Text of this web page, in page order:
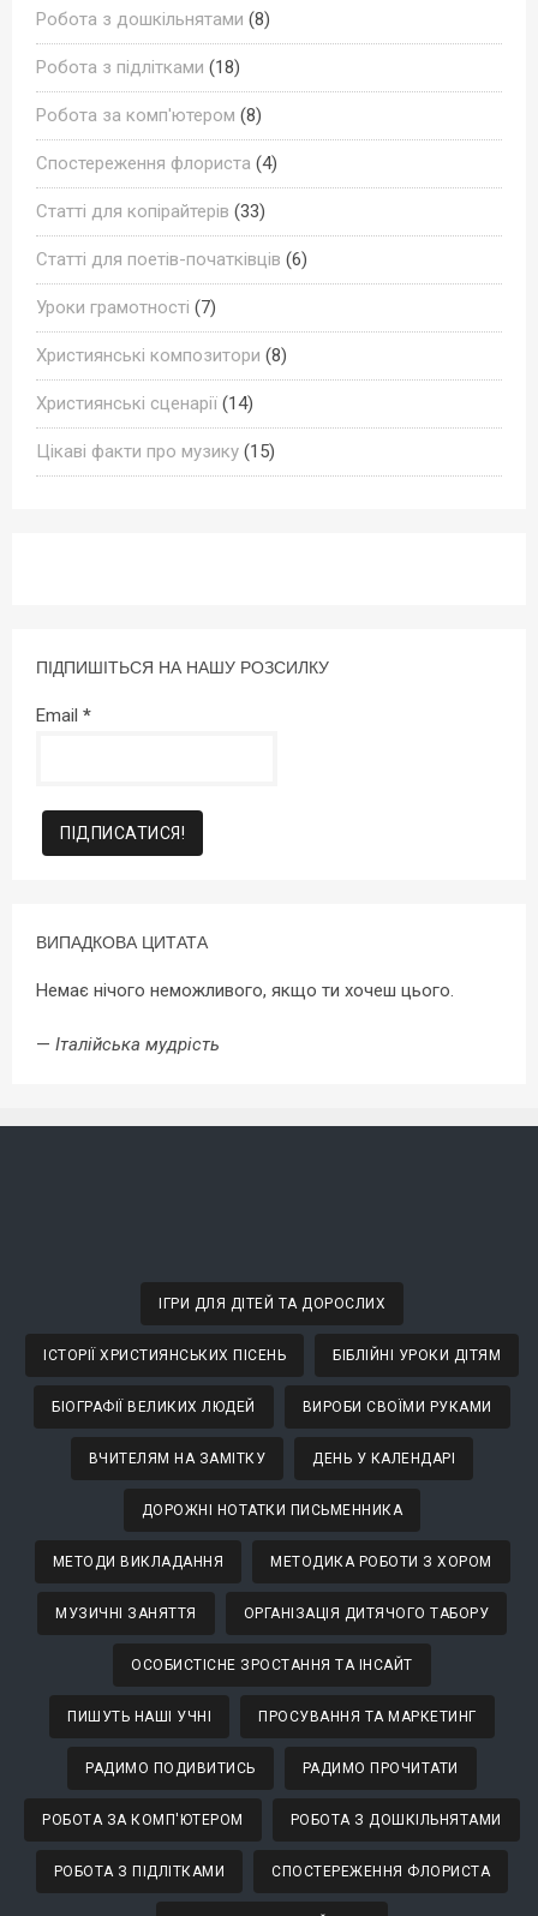
Робота з дошкільнятами (8)
Робота з підлітками (18)
Робота за комп'ютером (8)
Спостереження флориста (4)
Статті для копірайтерів (33)
Статті для поетів-початківців (6)
Уроки грамотності (7)
Християнські композитори (8)
Християнські сценарії (14)
Цікаві факти про музику (15)
ПІДПИШІТЬСЯ НА НАШУ РОЗСИЛКУ
Email *
ВИПАДКОВА ЦИТАТА
Немає нічого неможливого, якщо ти хочеш цього.
— Італійська мудрість
ІГРИ ДЛЯ ДІТЕЙ ТА ДОРОСЛИХ
ІСТОРІЇ ХРИСТИЯНСЬКИХ ПІСЕНЬ БІБЛІЙНІ УРОКИ ДІТЯМ
БІОГРАФІЇ ВЕЛИКИХ ЛЮДЕЙ ВИРОБИ СВОЇМИ РУКАМИ
ВЧИТЕЛЯМ НА ЗАМІТКУ ДЕНЬ У КАЛЕНДАРІ
ДОРОЖНІ НОТАТКИ ПИСЬМЕННИКА
МЕТОДИ ВИКЛАДАННЯ МЕТОДИКА РОБОТИ З ХОРОМ
МУЗИЧНІ ЗАНЯТТЯ ОРГАНІЗАЦІЯ ДИТЯЧОГО ТАБОРУ
ОСОБИСТІСНЕ ЗРОСТАННЯ ТА ІНСАЙТ
ПИШУТЬ НАШІ УЧНІ ПРОСУВАННЯ ТА МАРКЕТИНГ
РАДИМО ПОДИВИТИСЬ РАДИМО ПРОЧИТАТИ
РОБОТА ЗА КОМП'ЮТЕРОМ РОБОТА З ДОШКІЛЬНЯТАМИ
РОБОТА З ПІДЛІТКАМИ СПОСТЕРЕЖЕННЯ ФЛОРИСТА